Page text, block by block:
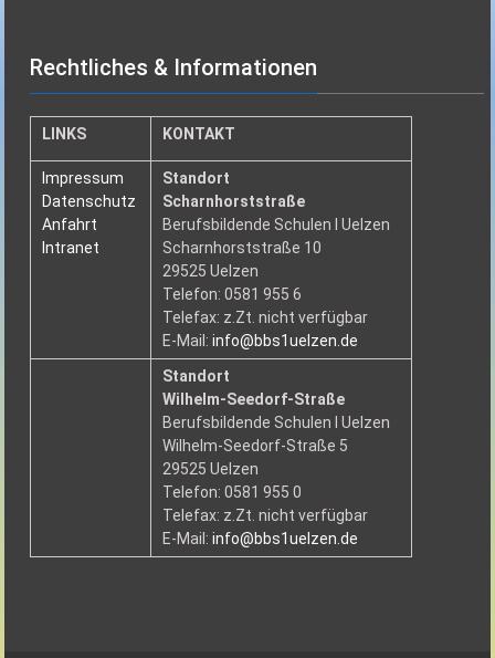
Rechtliches & Informationen
LINKS KONTAKT
Impressum
Datenschutz
Anfahrt
Intranet
Standort
Scharnhorststraße
Berufsbildende Schulen I Uelzen
Scharnhorststraße 10
29525 Uelzen
Telefon: 0581 955 6
Telefax: z.Zt. nicht verfügbar
E-Mail:info@bbs1uelzen.de
Standort
Wilhelm-Seedorf-Straße
Berufsbildende Schulen I Uelzen
Wilhelm-Seedorf-Straße 5
29525 Uelzen
Telefon: 0581 955 0
Telefax: z.Zt. nicht verfügbar
E-Mail:info@bbs1uelzen.de